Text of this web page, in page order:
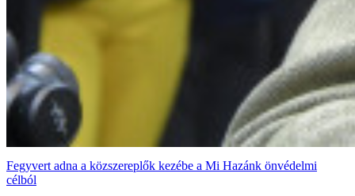
Fegyvert adna a közszereplők kezébe a Mi Hazánk önvédelmi
célból